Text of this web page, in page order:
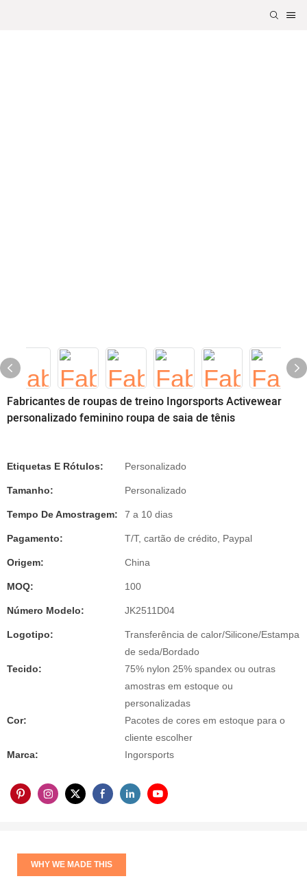
Fabricantes de roupas de treino Ingorsports Activewear
personalizado feminino roupa de saia de tênis
Etiquetas E Rótulos: Personalizado
Tamanho: Personalizado
Tempo De Amostragem: 7 a 10 dias
Pagamento: T/T, cartão de crédito, Paypal
Origem: China
MOQ: 100
Número Modelo: JK2511D04
Logotipo:
Transferência de calor/Silicone/Estampa
de seda/Bordado
Tecido:
75% nylon 25% spandex ou outras
amostras em estoque ou
personalizadas
Cor:
Pacotes de cores em estoque para o
cliente escolher
Marca:
Ingorsports
WHY WE MADE THIS